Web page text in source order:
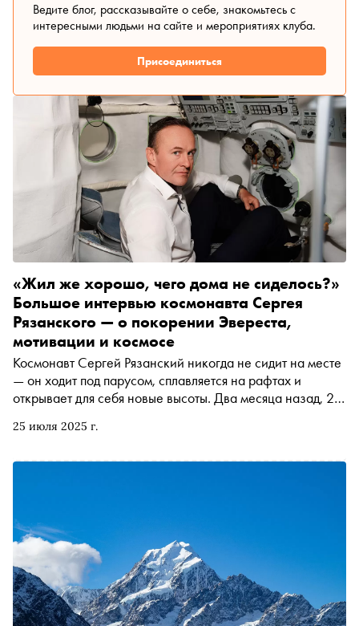
Ведите блог, рассказывайте о себе, знакомьтесь с
интересными людьми на сайте и мероприятиях клуба.
Присоединиться
25 июля 2025 г.
«Жил же хорошо, чего дома не сиделось?»
Большое интервью космонавта Сергея
Рязанского — о покорении Эвереста,
мотивации и космосе
Космонавт Сергей Рязанский никогда не сидит на месте
— он ходит под парусом, сплавляется на рафтах и
открывает для себя новые высоты. Два месяца назад, 24
космонавтом, покорившим самую высокую точку нашей
обойти стороной это событие и попросил Дарью Чудную,
компаниях и автора книги «Первые покорители
космоса», поговорить с Сергеем о восхождении, а еще о
том, как преодолевать себя в смертельно опасных
условиях, и о том, в чем сходства и различия между
полетом в космос и восхождением на высочайшую точку
планеты